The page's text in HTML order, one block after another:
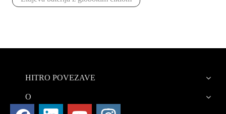
HITRO POVEZAVE
O